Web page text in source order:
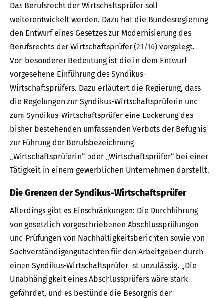
Das Berufsrecht der Wirtschaftsprüfer soll
weiterentwickelt werden. Dazu hat die Bundesregierung
den Entwurf eines Gesetzes zur Modernisierung des
Berufsrechts der Wirtschaftsprüfer (21/16) vorgelegt.
Von besonderer Bedeutung ist die in dem Entwurf
vorgesehene Einführung des Syndikus-
Wirtschaftsprüfers. Dazu erläutert die Regierung, dass
die Regelungen zur Syndikus-Wirtschaftsprüferin und
zum Syndikus-Wirtschaftsprüfer eine Lockerung des
bisher bestehenden umfassenden Verbots der Befugnis
zur Führung der Berufsbezeichnung
„Wirtschaftsprüferin“ oder „Wirtschaftsprüfer“ bei einer
Tätigkeit in einem gewerblichen Unternehmen darstellt.
Die Grenzen der Syndikus-Wirtschaftsprüfer
Allerdings gibt es Einschränkungen: Die Durchführung
von gesetzlich vorgeschriebenen Abschlussprüfungen
und Prüfungen von Nachhaltigkeitsberichten sowie von
Sachverständigengutachten für den Arbeitgeber durch
einen Syndikus-Wirtschaftsprüfer ist unzulässig. „Die
Unabhängigkeit eines Abschlussprüfers wäre stark
gefährdet, und es bestünde die Besorgnis der